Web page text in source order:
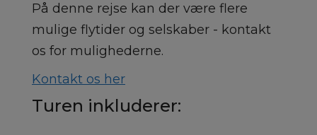
På denne rejse kan der være flere
mulige flytider og selskaber - kontakt
os for mulighederne.
Kontakt os her
Turen inkluderer: